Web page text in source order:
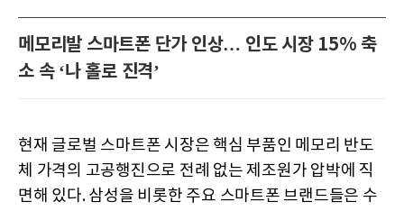
메모리발 스마트폰 단가 인상… 인도 시장 15% 축
소 속 ‘나 홀로 진격’
현재 글로벌 스마트폰 시장은 핵심 부품인 메모리 반도
체 가격의 고공행진으로 전례 없는 제조원가 압박에 직
면해 있다. 삼성을 비롯한 주요 스마트폰 브랜드들은 수